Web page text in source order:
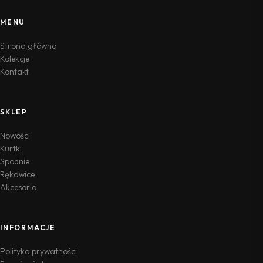
MENU
Strona główna
Kolekcje
Kontakt
SKLEP
Nowości
Kurtki
Spodnie
Rękawice
Akcesoria
INFORMACJE
Polityka prywatności